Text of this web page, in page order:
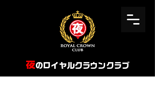
​夜のロイヤルクラウンクラブ